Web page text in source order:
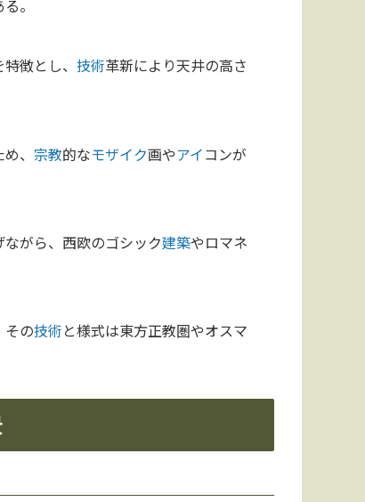
。
特徴とし、技術革新により天井の高さ
、 宗教的なモザイク画やアイコンが
がら、西欧のゴシック建築やロマネ
その技術と様式は東方正教圏やオスマ